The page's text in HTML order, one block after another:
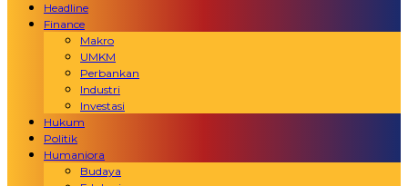
Headline
Finance
Makro
UMKM
Perbankan
Industri
Investasi
Hukum
Politik
Humaniora
Budaya